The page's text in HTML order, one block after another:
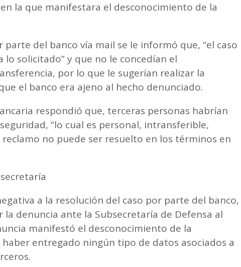
la que manifestara el desconocimiento de la
del banco vía mail se le informó que, “el caso
lo solicitado” y que no le concedían el
por lo que le sugerían realizar la
el banco era ajeno al hecho denunciado.
respondió que, terceras personas habrían
“lo cual es personal, intransferible,
no puede ser resuelto en los términos en
a la resolución del caso por parte del banco,
denuncia ante la Subsecretaría de Defensa al
manifestó el desconocimiento de la
entregado ningún tipo de datos asociados a